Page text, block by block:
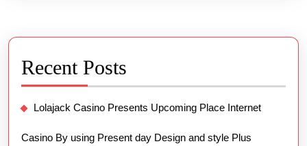
Recent Posts
Lolajack Casino Presents Upcoming Place Internet
Casino By using Present day Design and style Plus